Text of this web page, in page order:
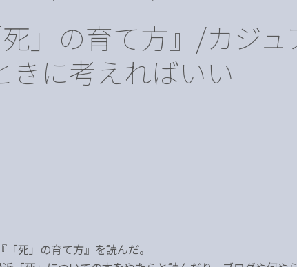
」の育て方』/カジュ
きに考えればいい
死」の育て方』を読んだ。